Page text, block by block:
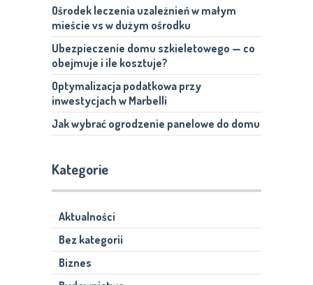
Ośrodek leczenia uzależnień w małym
mieście vs w dużym ośrodku
Ubezpieczenie domu szkieletowego — co
obejmuje i ile kosztuje?
Optymalizacja podatkowa przy
inwestycjach w Marbelli
Jak wybrać ogrodzenie panelowe do domu
Kategorie
Aktualności
Bez kategorii
Biznes